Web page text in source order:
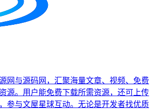
网与源码网，汇聚海量文章、视频、免费
源。用户能免费下载所需资源，还可上传
参与文屋星球互动。无论是开发者找优质